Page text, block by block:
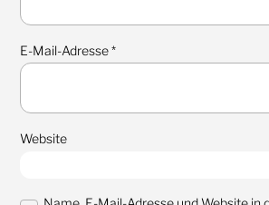
E-Mail-Adresse*
Website